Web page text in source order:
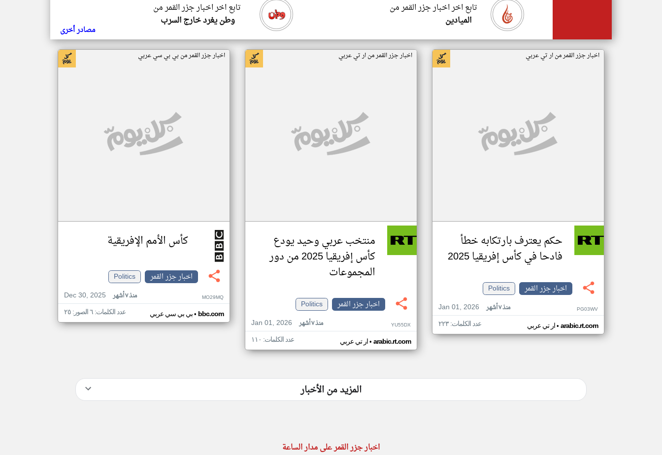
تابع اخر اخبار جزر القمر من
وطن يغرد خارج السرب
تابع اخر اخبار جزر القمر من
الميادين
مصادر أخرى
اخبار جزر القمر من ار تي عربي
حكم يعترف بارتكابه خطأ
فادحا في كأس إفريقيا 2025
اخبار جزر القمر
Politics
Jan 01, 2026
منذ ٧ أشهر PG03WV
ار تي عربي• arabic.rt.com عدد الكلمات: ٢٢٣
اخبار جزر القمر من ار تي عربي
منتخب عربي وحيد يودع
كأس إفريقيا 2025 من دور
المجموعات
اخبار جزر القمر
Politics
Jan 01, 2026
منذ ٧ أشهر YU55DX
ار تي عربي• arabic.rt.com عدد الكلمات: ١١٠
اخبار جزر القمر من بي بي سي عربي
كأس الأمم الإفريقية
اخبار جزر القمر
Politics
Dec 30, 2025
منذ ٧ أشهر MO29MQ
بي بي سي عربي• bbc.com عدد الكلمات: ٦ الصور: ٢٥
المزيد من الأخبار
اخبار جزر القمر على مدار الساعة